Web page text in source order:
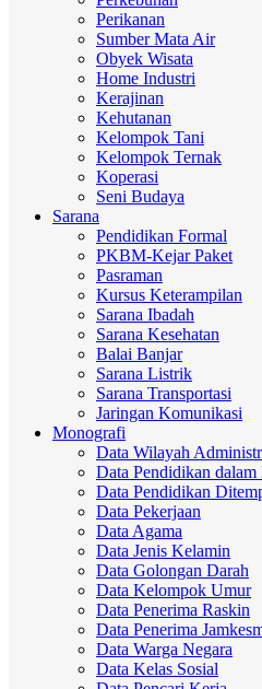
Perikanan
Sumber Mata Air
Obyek Wisata
Home Industri
Kerajinan
Kehutanan
Kelompok Tani
Kelompok Ternak
Koperasi
Seni Budaya
Sarana
Pendidikan Formal
PKBM-Kejar Paket
Pasraman
Kursus Keterampilan
Sarana Ibadah
Sarana Kesehatan
Balai Banjar
Sarana Listrik
Sarana Transportasi
Jaringan Komunikasi
Monografi
Data Wilayah
Data Pendidikan
Data Pendidikan
Data Pekerjaan
Data Agama
Data Jenis Kelamin
Data Golongan Darah
Data Kelompok Umur
Data Penerima Raskin
Data Penerima
Data Warga Negara
Data Kelas Sosial